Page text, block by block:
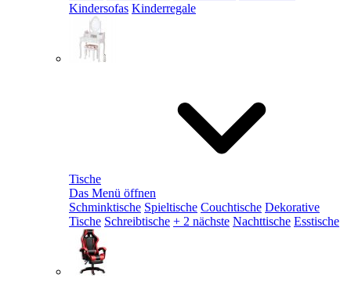
Kindersofas Kinderregale
Tische
Das Menü öffnen
Schminktische Spieltische Couchtische Dekorative
Tische Schreibtische + 2 nächste Nachttische Esstische